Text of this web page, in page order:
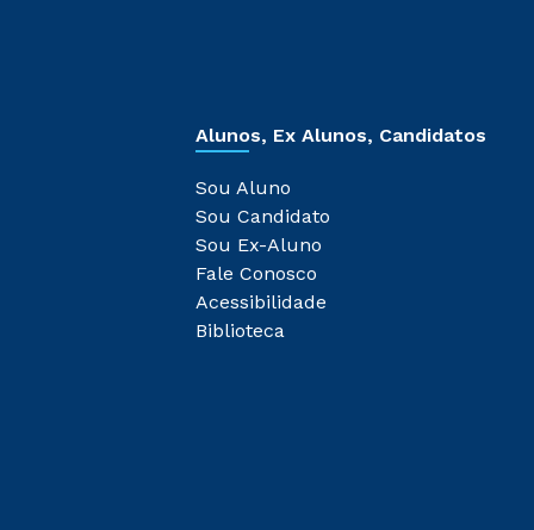
Alunos, Ex Alunos, Candidatos
Sou Aluno
Sou Candidato
Sou Ex-Aluno
Fale Conosco
Acessibilidade
Biblioteca